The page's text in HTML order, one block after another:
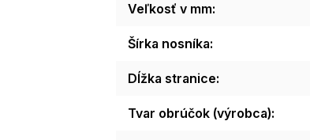
Veľkosť v mm:
Šírka nosníka:
Dĺžka stranice:
Tvar obrúčok (výrobca):